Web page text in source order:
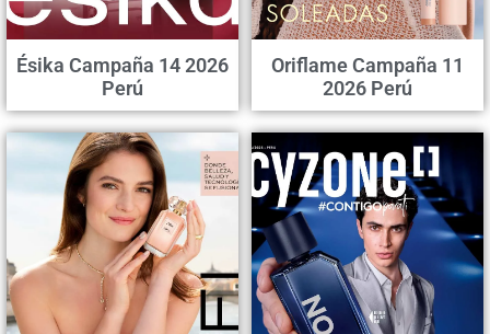
Ésika Campaña 14 2026
Perú
Oriflame Campaña 11
2026 Perú